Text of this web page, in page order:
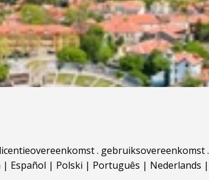
licentieovereenkomst. gebruiksovereenkomst.
| Español | Polski | Português | Nederlands |